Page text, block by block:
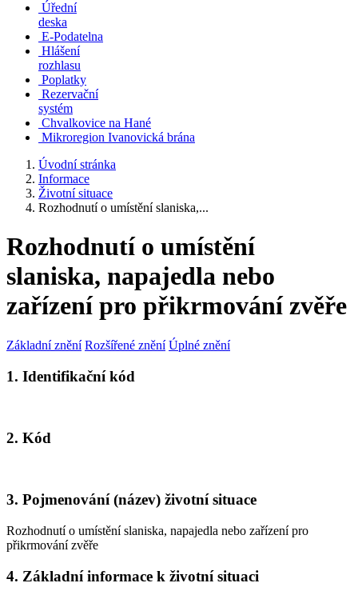
Úřední
deska
E-Podatelna
Hlášení
rozhlasu
Poplatky
Rezervační
systém
Chvalkovice na Hané
Mikroregion Ivanovická brána
Úvodní stránka
Informace
Životní situace
Rozhodnutí o umístění slaniska,...
Rozhodnutí o umístění
slaniska, napajedla nebo
zařízení pro přikrmování zvěře
Základní znění Rozšířené znění Úplné znění
1. Identifikační kód
2. Kód
3. Pojmenování (název) životní situace
Rozhodnutí o umístění slaniska, napajedla nebo zařízení pro
přikrmování zvěře
4. Základní informace k životní situaci